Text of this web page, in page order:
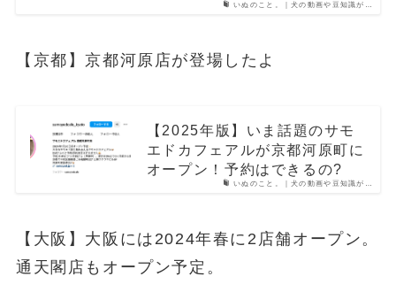
いぬのこと。｜犬の動画や豆知識が…
【京都】京都河原店が登場したよ
いぬのこと。｜犬の動画や豆知識が…
【2025年版】いま話題のサモ
エドカフェアルが京都河原町に
オープン！予約はできるの?
【大阪】大阪には2024年春に2店舗オープン。
通天閣店もオープン予定。